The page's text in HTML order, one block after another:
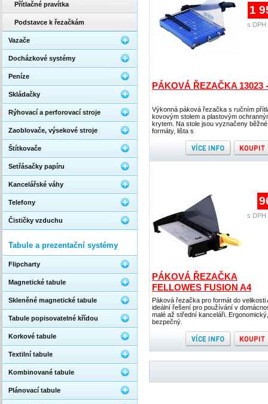
PÁKOVÁ ŘEZAČKA 13023
Výkonná páková řezačka s ručním
kovovým stolem a plastovým
krytem. Na stole jsou vyznačeny
formáty, lišta s
1
s DPH
PÁKOVÁ ŘEZAČKA
FELLOWES FUSION A4
Páková řezačka pro formát do velikosti
ideální řešení pro používání v
malé až střední kanceláři. Ergonomický,
bezpečný.
s DPH
Přítlačné pravítka
Podstavce k řezačkám
Vazače
Docházkové systémy
Peníze
Skládačky
Rýhovací a perforovací stroje
Zaoblovače, výsekové stroje
Štítkovače
Setřásačky papíru
Kancelářské váhy
Telefony
Čističky vzduchu
Tabule a prezentační systémy
Flipcharty
Magnetické tabule
Skleněné magnetické tabule
Tabule popisovatelné křídou
Korkové tabule
Textilní tabule
Kombinované tabule
Plánovací tabule